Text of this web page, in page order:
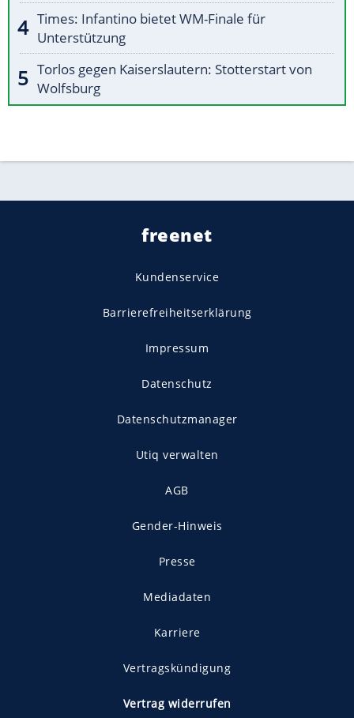
Times: Infantino bietet WM-Finale für
Unterstützung
Torlos gegen Kaiserslautern: Stotterstart von
Wolfsburg
freenet
Kundenservice
Barrierefreiheitserklärung
Impressum
Datenschutz
Datenschutzmanager
Utiq verwalten
AGB
Gender-Hinweis
Presse
Mediadaten
Karriere
Vertragskündigung
Vertrag widerrufen